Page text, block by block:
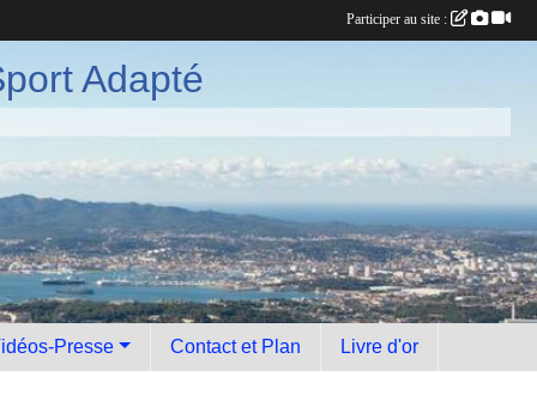
Adapté
Presse Contact et Plan Livre d'or
Participer au site :